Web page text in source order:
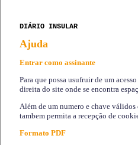
DIÁRIO INSULAR
Ajuda
Entrar como assinante
Para que possa usufruir de um
direita do site onde se encontra
Além de um numero e chave
tambem permita a recepção de
Formato PDF